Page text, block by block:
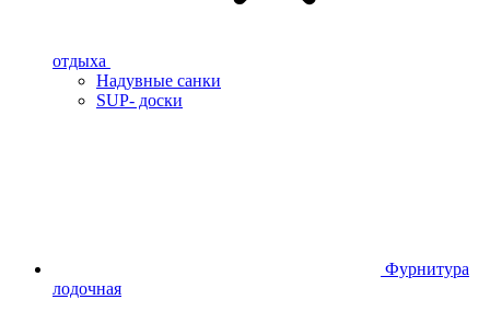
отдыха
Надувные санки
SUP- доски
Фурнитура
лодочная